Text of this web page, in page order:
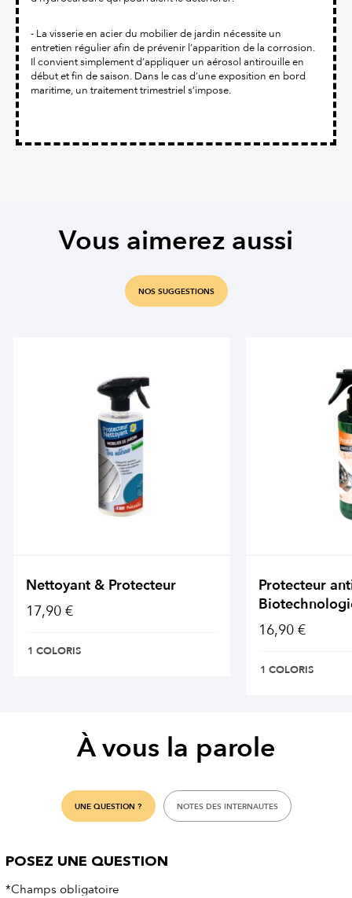
- La visserie en acier du mobilier de jardin nécessite un
entretien régulier afin de prévenir l’apparition de la corrosion.
Il convient simplement d’appliquer un aérosol antirouille en
début et fin de saison. Dans le cas d’une exposition en bord
maritime, un traitement trimestriel s’impose.
Vous aimerez aussi
NOS SUGGESTIONS
Nettoyant & Protecteur
17,90 €
1 COLORIS
Protecteur
16,90 €
1 COLORIS
À vous la parole
UNE QUESTION ? NOTES DES INTERNAUTES
POSEZ UNE QUESTION
*Champs obligatoire